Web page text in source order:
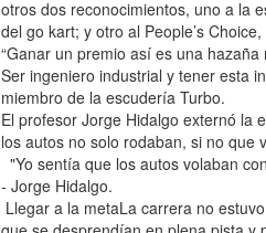
otros dos reconocimientos, uno a la
del go kart; y otro al People’s
“Ganar un premio así es una
Ser ingeniero industrial y tener esta
miembro de la escudería Turbo.
El profesor Jorge Hidalgo externó la
los autos no solo rodaban, si no que
"Yo sentía que los autos volaban
- Jorge Hidalgo.
Llegar a la metaLa carrera no